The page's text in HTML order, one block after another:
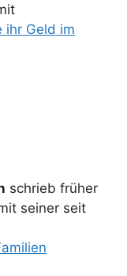
ihr Geld im
schrieb früher
seiner seit